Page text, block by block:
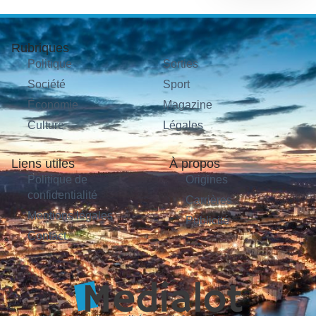
Rubriques
Politique
Société
Économie
Culture
Sorties
Sport
Magazine
Légales
Liens utiles
Politique de
confidentialité
Mentions légales
Contact
À propos
Origines
Carrières
Publicité